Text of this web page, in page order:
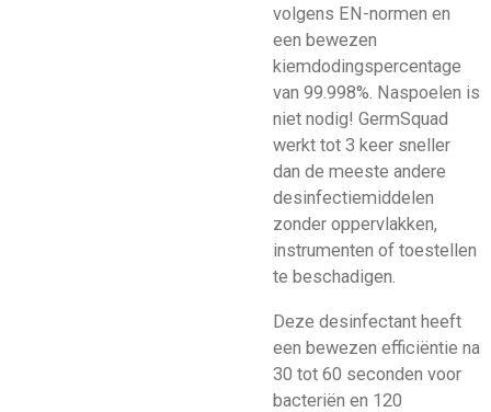
volgens EN-normen en
een bewezen
kiemdodingspercentage
van 99.998%. Naspoelen is
niet nodig! GermSquad
werkt tot 3 keer sneller
dan de meeste andere
desinfectiemiddelen
zonder oppervlakken,
instrumenten of toestellen
te beschadigen.
Deze desinfectant heeft
een bewezen efficiëntie na
30 tot 60 seconden voor
bacteriën en 120